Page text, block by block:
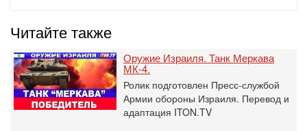
Читайте также
Оружие Израиля. Танк Меркава
МК-4.
Ролик подготовлен Пресс-службой
Армии обороны Израиля. Перевод и
адаптация ITON.TV